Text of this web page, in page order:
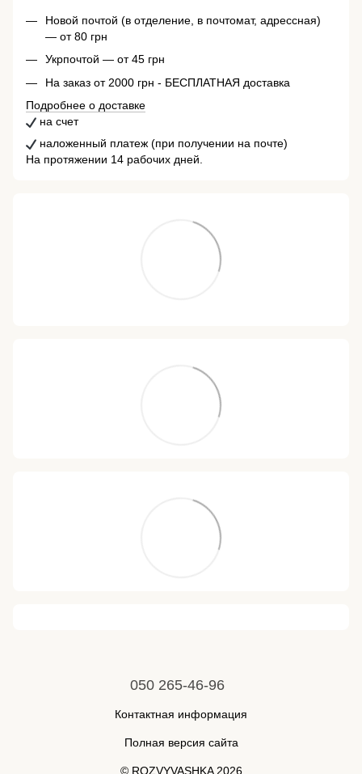
Новой почтой (в отделение, в почтомат, адрессная)
— от 80 грн
Укрпочтой — от 45 грн
На заказ от 2000 грн - БЕСПЛАТНАЯ доставка
Подробнее о доставке
на счет
наложенный платеж (при получении на почте)
На протяжении 14 рабочих дней.
050 265-46-96
Контактная информация
Полная версия сайта
© ROZVYVASHKA 2026